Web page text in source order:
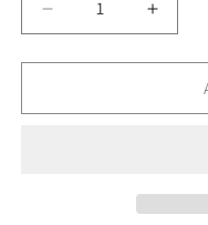
Verringere
die
Menge
Genähte
Erhöhe
die